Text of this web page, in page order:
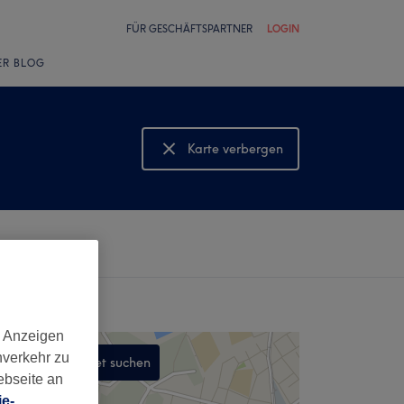
FÜR GESCHÄFTSPARTNER LOGIN
BLOG
Karte verbergen
Karte anzeigen
In diesem Gebiet suchen
,
zu
an